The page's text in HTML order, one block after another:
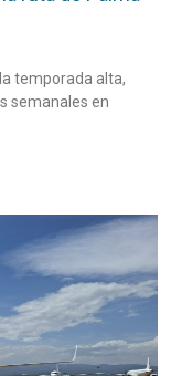
temporada alta,
semanales en